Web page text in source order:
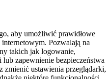
aby umożliwić prawidłowe
Pozwalają na
takich jak logowanie,
zapewnienie bezpieczeństwa
zmienić ustawienia przeglądarki,